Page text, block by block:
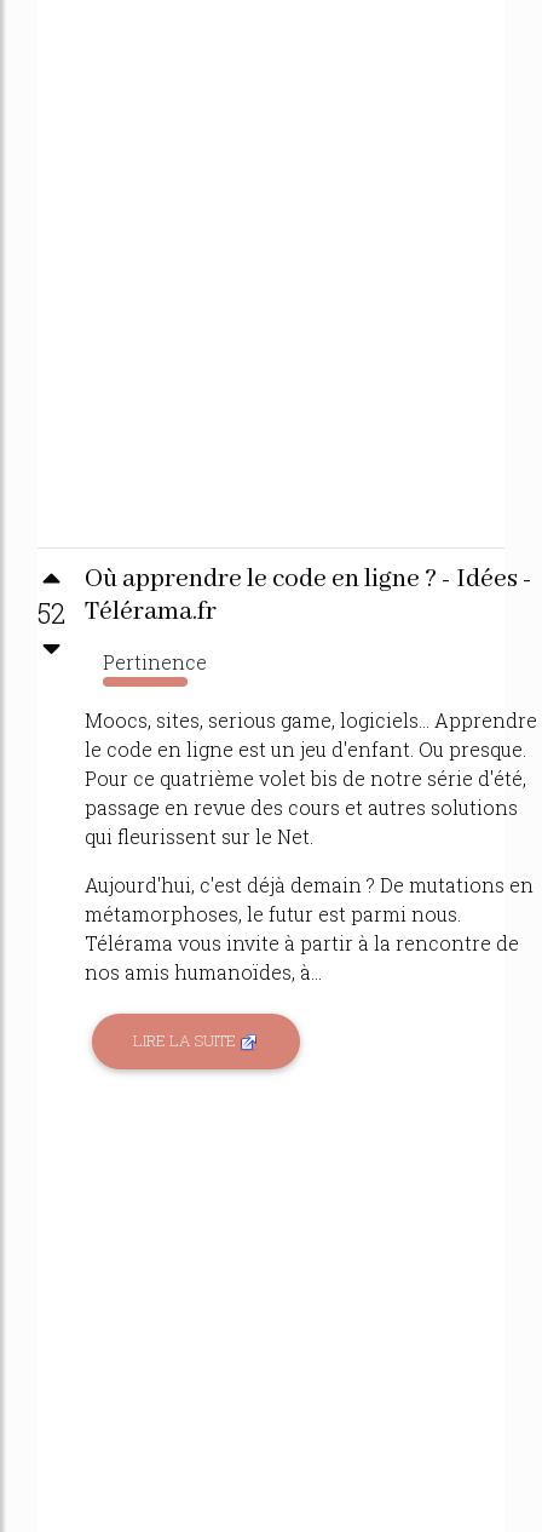
52
Où apprendre le code en ligne ? - Idées -
Télérama.fr
Pertinence
5709%
Moocs, sites, serious game, logiciels... Apprendre
le code en ligne est un jeu d'enfant. Ou presque.
Pour ce quatrième volet bis de notre série d'été,
passage en revue des cours et autres solutions
qui fleurissent sur le Net.
Aujourd'hui, c'est déjà demain ? De mutations en
métamorphoses, le futur est parmi nous.
Télérama vous invite à partir à la rencontre de
nos amis humanoïdes, à...
LIRE LA SUITE